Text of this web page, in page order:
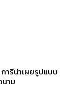
การีน่าเผยรูปแบบ
นาม